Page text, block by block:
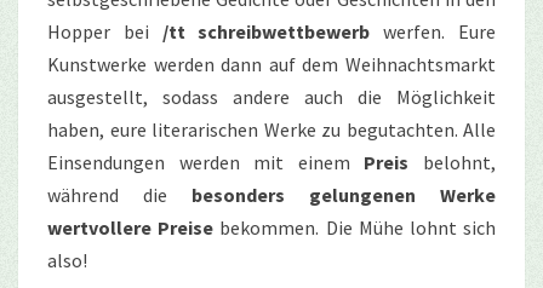
Hopper bei /tt schreibwettbewerb werfen. Eure
Kunstwerke werden dann auf dem Weihnachtsmarkt
ausgestellt, sodass andere auch die Möglichkeit
haben, eure literarischen Werke zu begutachten. Alle
Einsendungen werden mit einem Preis belohnt,
während die besonders gelungenen Werke
wertvollere Preise bekommen. Die Mühe lohnt sich
also!